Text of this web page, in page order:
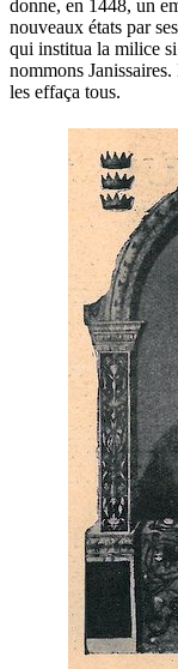
donne, en 1448, un
nouveaux états par
qui institua la milice
nommons
les effaça tous.